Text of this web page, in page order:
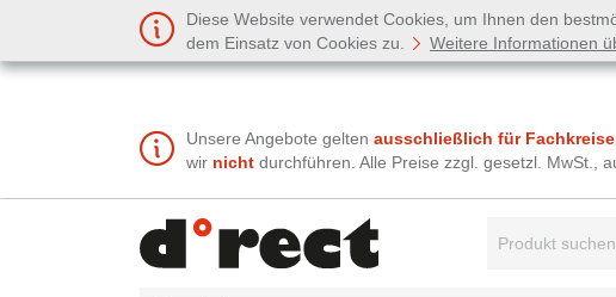
Diese Website verwendet Cookies, um Ihnen den
dem Einsatz von Cookies zu.
Weitere Informationen
Unsere Angebote gelten ausschließlich für Fachkreise
wir nicht durchführen. Alle Preise zzgl. gesetzl. MwSt.,